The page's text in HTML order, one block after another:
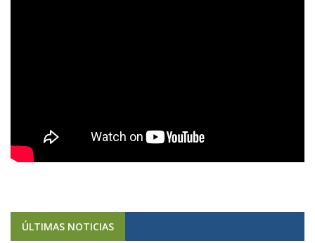
ÚLTIMAS NOTICIAS